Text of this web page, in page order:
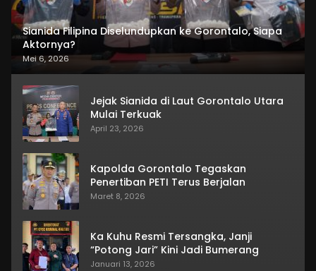
Sianida Filipina Diselundupkan ke Gorontalo, Siapa
Aktornya?
Mei 6, 2026
Jejak Sianida di Laut Gorontalo Utara
Mulai Terkuak
April 23, 2026
Kapolda Gorontalo Tegaskan
Penertiban PETI Terus Berjalan
Maret 8, 2026
Ka Kuhu Resmi Tersangka, Janji
“Potong Jari” Kini Jadi Bumerang
Januari 13, 2026